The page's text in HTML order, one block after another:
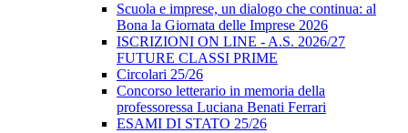
Scuola e imprese, un dialogo che continua: al
Bona la Giornata delle Imprese 2026
ISCRIZIONI ON LINE - A.S. 2026/27
FUTURE CLASSI PRIME
Circolari 25/26
Concorso letterario in memoria della
professoressa Luciana Benati Ferrari
ESAMI DI STATO 25/26